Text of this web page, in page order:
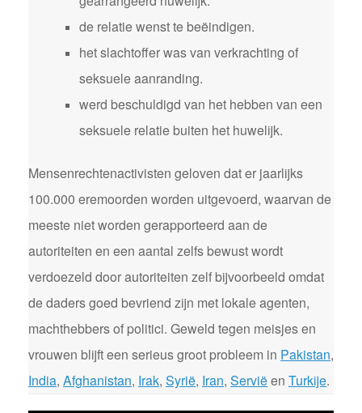
de relatie wenst te beëindigen.
het slachtoffer was van verkrachting of
seksuele aanranding.
werd beschuldigd van het hebben van een
seksuele relatie buiten het huwelijk.
Mensenrechtenactivisten geloven dat er jaarlijks
100.000 eremoorden worden uitgevoerd, waarvan de
meeste niet worden gerapporteerd aan de
autoriteiten en een aantal zelfs bewust wordt
verdoezeld door autoriteiten zelf bijvoorbeeld omdat
de daders goed bevriend zijn met lokale agenten,
machthebbers of politici. Geweld tegen meisjes en
vrouwen blijft een serieus groot probleem in Pakistan,
India, Afghanistan, Irak, Syrië, Iran, Serviëen Turkije.